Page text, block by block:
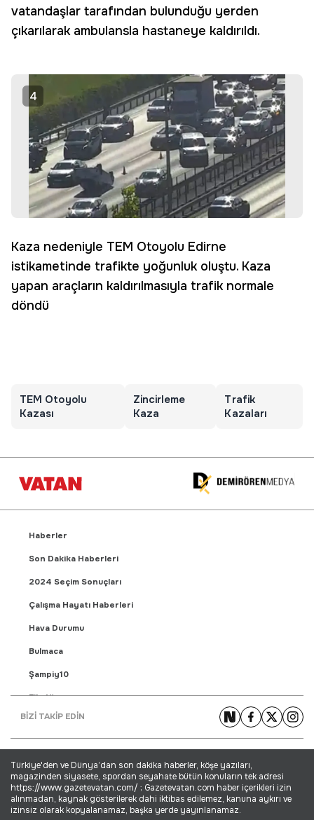
vatandaşlar tarafından bulunduğu yerden
çıkarılarak ambulansla hastaneye kaldırıldı.
4
Kaza nedeniyle TEM Otoyolu Edirne
istikametinde trafikte yoğunluk oluştu. Kaza
yapan araçların kaldırılmasıyla trafik normale
döndü
TEM Otoyolu
Kazası
Zincirleme
Kaza
Trafik
Kazaları
Haberler
Son Dakika Haberleri
2024 Seçim Sonuçları
Çalışma Hayatı Haberleri
Hava Durumu
Bulmaca
Şampiy10
Fikstür
Puan Durumu
Yaşam Haberleri
Ekonomi Haberleri
Dünya Haberleri
BİZİ TAKİP EDİN
Türkiye'den ve Dünya’dan son dakika haberler, köşe yazıları,
magazinden siyasete, spordan seyahate bütün konuların tek adresi
https://www.gazetevatan.com/ ; Gazetevatan.com haber içerikleri izin
alınmadan, kaynak gösterilerek dahi iktibas edilemez, kanuna aykırı ve
izinsiz olarak kopyalanamaz, başka yerde yayınlanamaz.